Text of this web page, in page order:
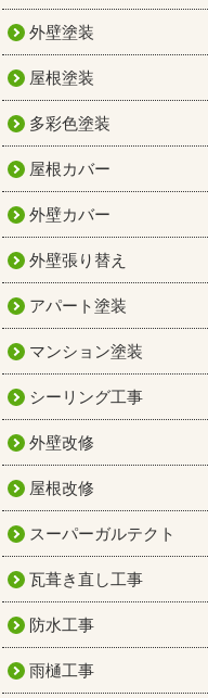
外壁塗装
屋根塗装
多彩色塗装
屋根カバー
外壁カバー
外壁張り替え
アパート塗装
マンション塗装
シーリング工事
外壁改修
屋根改修
スーパーガルテクト
瓦葺き直し工事
防水工事
雨樋工事